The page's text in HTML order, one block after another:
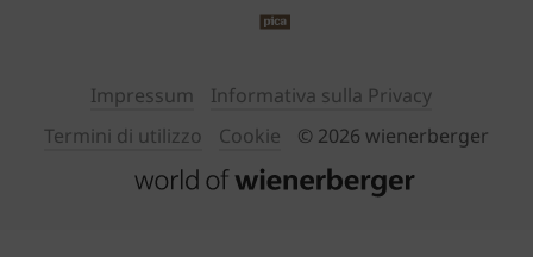
Impressum
Informativa sulla Privacy
Termini di utilizzo
Cookie © 2026 wienerberger